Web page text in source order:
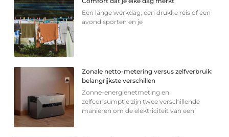
Een lange werkdag, een drukke reis of een
avond sporten en je
Zonale netto-metering versus zelfverbruik:
belangrijkste verschillen
Zonne-energienetmeting en
zelfconsumptie zijn twee verschillende
manieren om de elektriciteit van een